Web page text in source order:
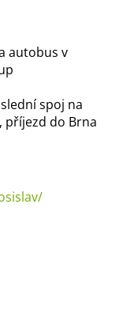
autobus v
spoj na
příjezd do Brna